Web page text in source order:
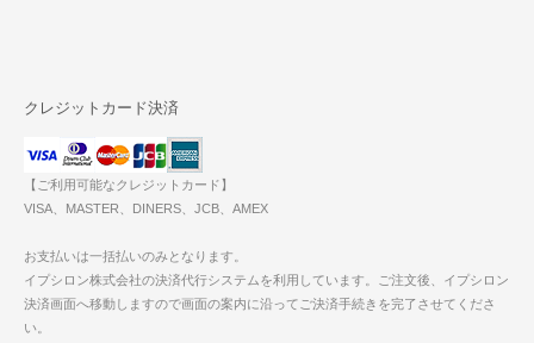
クレジットカード決済
【ご利用可能なクレジットカード】
VISA、MASTER、DINERS、JCB、AMEX
お支払いは一括払いのみとなります。
イプシロン株式会社の決済代行システムを利用しています。ご注文後、イプシロン
決済画面へ移動しますので画面の案内に沿ってご決済手続きを完了させてくださ
い。